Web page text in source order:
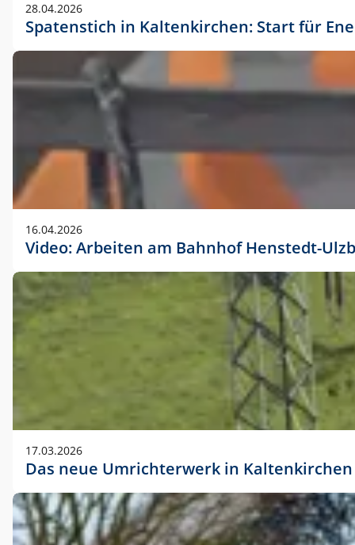
28.04.2026
Spatenstich in Kaltenkirchen: Start für
16.04.2026
Video: Arbeiten am Bahnhof Henstedt-
17.03.2026
Das neue Umrichterwerk in Kaltenkirchen